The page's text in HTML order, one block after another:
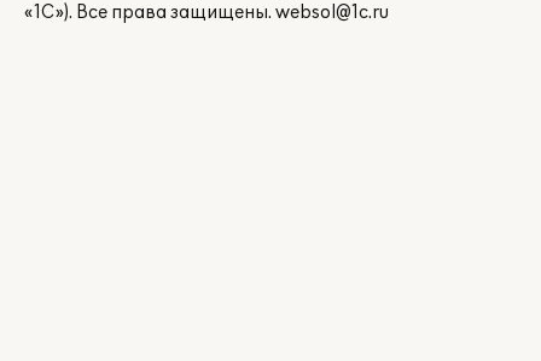
«1С»). Все права защищены. websol@1c.ru